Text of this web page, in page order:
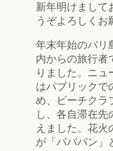
新年明けまして
うぞよろしくお
年末年始のバリ
内からの旅行者
りました。ニ
はパブリックで
め、ビーチクラ
し、各自滞在先
えました。花火
が「パパパン」